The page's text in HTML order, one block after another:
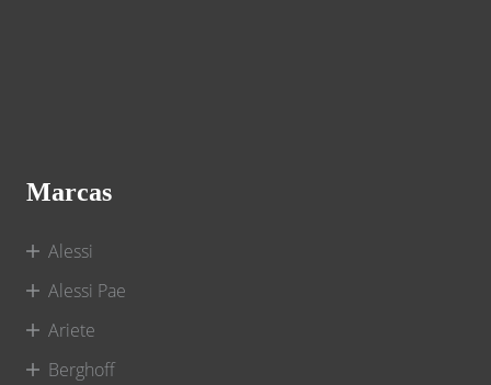
Marcas
Alessi
Alessi Pae
Ariete
Berghoff